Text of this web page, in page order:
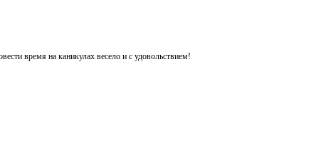
время на каникулах весело и с удовольствием!